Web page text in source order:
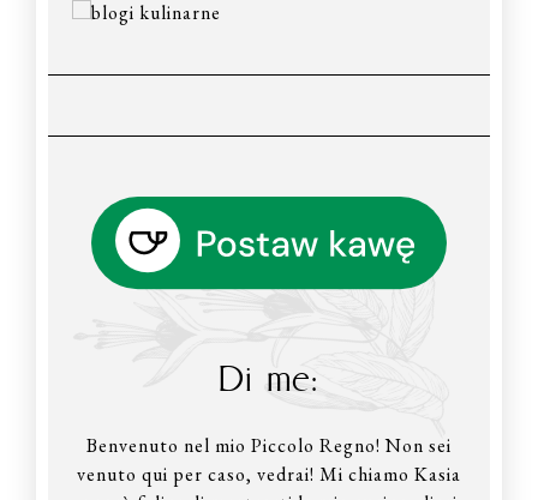
Di me:
Benvenuto nel mio Piccolo Regno! Non sei
venuto qui per caso, vedrai! Mi chiamo Kasia